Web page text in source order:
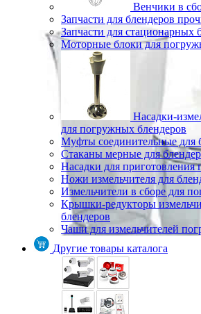
Венчики в
Запчасти для блендеров
Запчасти для стационарных
Моторные блоки для
Насадки-
для погружных блендеров
Муфты соединительные для
Стаканы мерные для
Насадки для приготовления
Ножи измельчителя для
Измельчители в сборе для
Крышки-редукторы
блендеров
Чаши для измельчителей
Другие товары каталога